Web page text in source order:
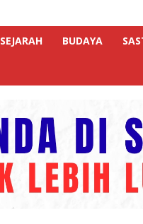
SEJARAH BUDAYA